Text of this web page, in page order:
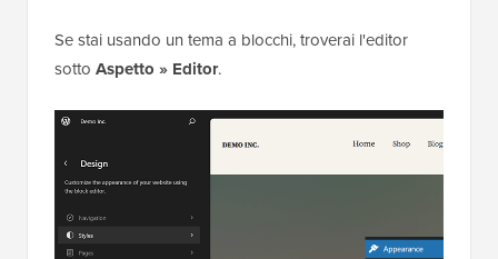
Se stai usando un tema a blocchi, troverai l'editor
sotto Aspetto » Editor.